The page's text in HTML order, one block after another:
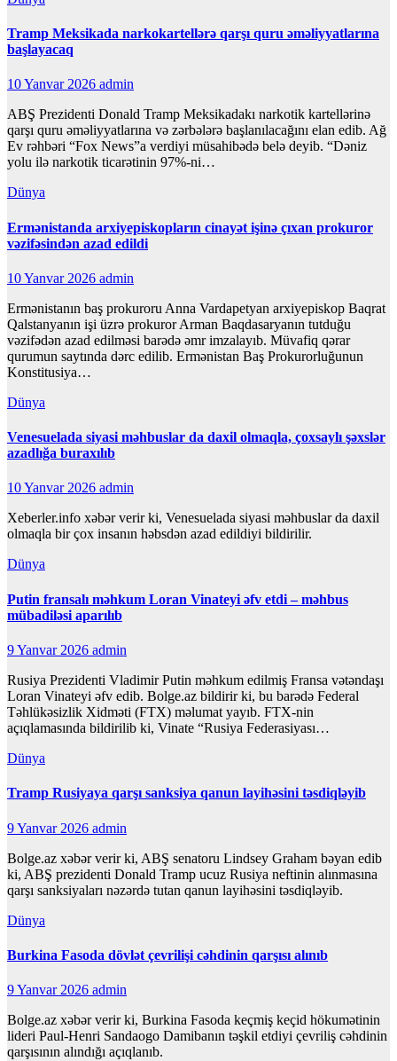
Tramp Meksikada narkokartellərə qarşı quru əməliyyatlarına
başlayacaq
10 Yanvar 2026 admin
ABŞ Prezidenti Donald Tramp Meksikadakı narkotik kartellərinə
qarşı quru əməliyyatlarına və zərbələrə başlanılacağını elan edib. Ağ
Ev rəhbəri “Fox News”a verdiyi müsahibədə belə deyib. “Dəniz
yolu ilə narkotik ticarətinin 97%-ni…
Dünya
Ermənistanda arxiyepiskopların cinayət işinə çıxan prokuror
vəzifəsindən azad edildi
10 Yanvar 2026 admin
Ermənistanın baş prokuroru Anna Vardapetyan arxiyepiskop Baqrat
Qalstanyanın işi üzrə prokuror Arman Baqdasaryanın tutduğu
vəzifədən azad edilməsi barədə əmr imzalayıb. Müvafiq qərar
qurumun saytında dərc edilib. Ermənistan Baş Prokurorluğunun
Konstitusiya…
Dünya
Venesuelada siyasi məhbuslar da daxil olmaqla, çoxsaylı şəxslər
azadlığa buraxılıb
10 Yanvar 2026 admin
Xeberler.info xəbər verir ki, Venesuelada siyasi məhbuslar da daxil
olmaqla bir çox insanın həbsdən azad edildiyi bildirilir.
Dünya
Putin fransalı məhkum Loran Vinateyi əfv etdi – məhbus
mübadiləsi aparılıb
9 Yanvar 2026 admin
Rusiya Prezidenti Vladimir Putin məhkum edilmiş Fransa vətəndaşı
Loran Vinateyi əfv edib. Bolge.az bildirir ki, bu barədə Federal
Təhlükəsizlik Xidməti (FTX) məlumat yayıb. FTX-nin
açıqlamasında bildirilib ki, Vinate “Rusiya Federasiyası…
Dünya
Tramp Rusiyaya qarşı sanksiya qanun layihəsini təsdiqləyib
9 Yanvar 2026 admin
Bolge.az xəbər verir ki, ABŞ senatoru Lindsey Graham bəyan edib
ki, ABŞ prezidenti Donald Tramp ucuz Rusiya neftinin alınmasına
qarşı sanksiyaları nəzərdə tutan qanun layihəsini təsdiqləyib.
Dünya
Burkina Fasoda dövlət çevrilişi cəhdinin qarşısı alınıb
9 Yanvar 2026 admin
Bolge.az xəbər verir ki, Burkina Fasoda keçmiş keçid hökumətinin
lideri Paul-Henri Sandaogo Damibanın təşkil etdiyi çevriliş cəhdinin
qarşısının alındığı açıqlanıb.